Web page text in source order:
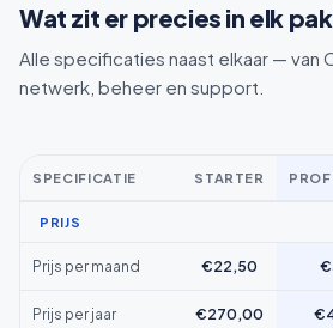
Wat zit er precies in elk
Alle specificaties naast elkaar — van
netwerk, beheer en support.
SPECIFICATIE STARTER
PRIJS
Prijs per maand €22,50
Prijs per jaar €270,00